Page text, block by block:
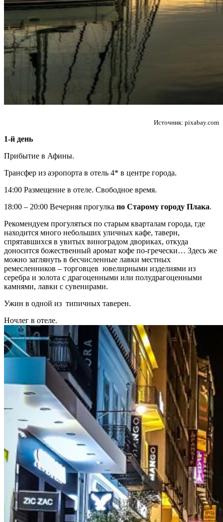
Источник: pixabay.com
1-й день
Прибытие в Афины.
Трансфер из аэропорта в отель 4* в центре города.
14:00 Размещение в отеле. Свободное время.
18:00 – 20:00 Вечерняя прогулка по Старому городу Плака.
Рекомендуем прогуляться по старым кварталам города, где
находится много небольших уличных кафе, таверн,
спрятавшихся в увитых виноградом двориках, откуда
доносится божественный аромат кофе по-гречески… Здесь же
можно заглянуть в бесчисленные лавки местных
ремесленников – торговцев ювелирными изделиями из
серебра и золота с драгоценными или полудрагоценными
камнями, лавки с сувенирами.
Ужин в одной из типичных таверен.
Ночлег в отеле.